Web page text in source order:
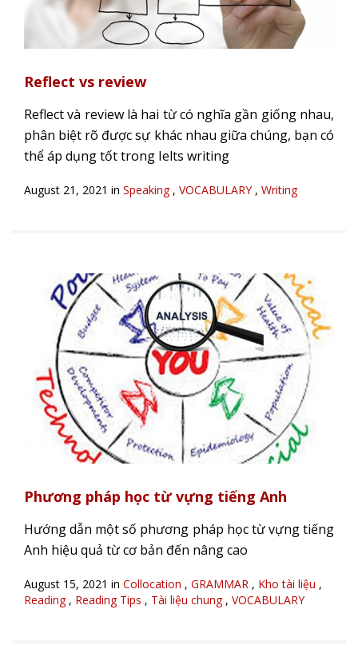
Reflect vs review
Reflect và review là hai từ có nghĩa gần giống nhau,
phân biệt rõ được sự khác nhau giữa chúng, bạn có
thể áp dụng tốt trong Ielts writing
August 21, 2021 in Speaking, VOCABULARY, Writing
Phương pháp học từ vựng tiếng Anh
Hướng dẫn một số phương pháp học từ vựng tiếng
Anh hiệu quả từ cơ bản đến nâng cao
August 15, 2021 in Collocation , GRAMMAR , Kho tài liệu ,
Reading, Reading Tips , Tài liệu chung, VOCABULARY